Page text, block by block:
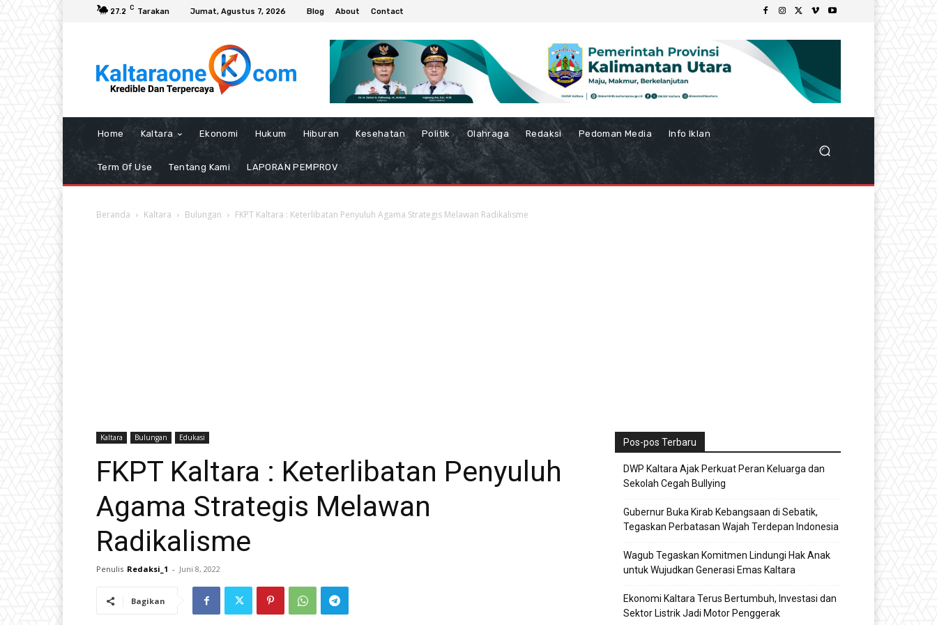
27.2 C Tarakan Jumat, Agustus 7, 2026 Blog About Contact
Home Kaltara Ekonomi Hukum Hiburan Kesehatan Politik Olahraga Redaksi Pedoman Media Info Iklan
Term Of Use Tentang Kami LAPORAN PEMPROV
Beranda Kaltara Bulungan FKPT Kaltara : Keterlibatan Penyuluh Agama Strategis Melawan Radikalisme
Kaltara Bulungan Edukasi
FKPT Kaltara : Keterlibatan Penyuluh
Agama Strategis Melawan
Radikalisme
Penulis Redaksi_1 - Juni 8, 2022
Bagikan
Pos-pos Terbaru
DWP Kaltara Ajak Perkuat Peran Keluarga dan
Sekolah Cegah Bullying
Gubernur Buka Kirab Kebangsaan di Sebatik,
Tegaskan Perbatasan Wajah Terdepan Indonesia
Wagub Tegaskan Komitmen Lindungi Hak Anak
untuk Wujudkan Generasi Emas Kaltara
Ekonomi Kaltara Terus Bertumbuh, Investasi dan
Sektor Listrik Jadi Motor Penggerak